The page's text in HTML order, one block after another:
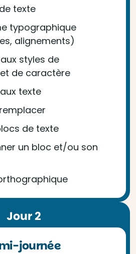
texte
typographique
alignements)
styles de
de caractère
texte
de texte
un bloc et/ou son
Jour 2
journée